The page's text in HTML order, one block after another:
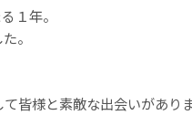
１年。
。
皆様と素敵な出会いがあり